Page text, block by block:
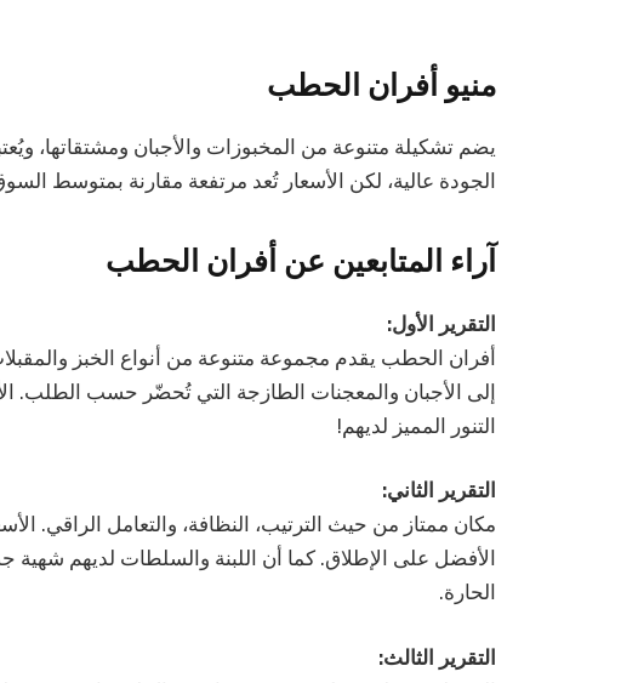
منيو أفران الحطب
يضم تشكيلة متنوعة من المخبوزات والأجبان ومشتقاتها،
الجودة عالية، لكن الأسعار تُعد مرتفعة مقارنة بمتوسط
آراء المتابعين عن أفران الحطب
التقرير الأول:
أفران الحطب يقدم مجموعة متنوعة من أنواع الخبز والمقبلات.
إلى الأجبان والمعجنات الطازجة التي تُحضّر حسب الطلب.
التنور المميز لديهم!
التقرير الثاني:
مكان ممتاز من حيث الترتيب، النظافة، والتعامل الراقي.
الأفضل على الإطلاق. كما أن اللبنة والسلطات لديهم شهية
الحارة.
التقرير الثالث: